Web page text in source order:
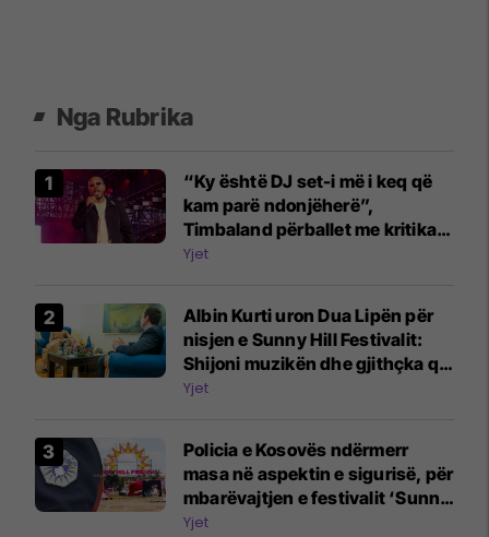
Nga Rubrika
“Ky është DJ set-i më i keq që
kam parë ndonjëherë”,
Timbaland përballet me kritika
për performancat në festivalet
Yjet
Albin Kurti uron Dua Lipën për
nisjen e Sunny Hill Festivalit:
Shijoni muzikën dhe gjithçka që
ofrojnë Prishtina e Kosova
Yjet
Policia e Kosovës ndërmerr
masa në aspektin e sigurisë, për
mbarëvajtjen e festivalit ‘Sunny
Hill-2026’
Yjet